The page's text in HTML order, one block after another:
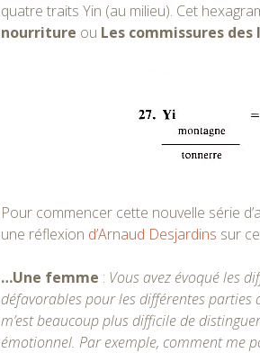
quatre traits Yin (au milieu). Cet
nourriture ou Les commissures des
Pour commencer cette nouvelle série
une réflexion d’Arnaud Desjardins sur
…Une femme : Vous avez évoqué les
défavorables pour les différentes parties
m’est beaucoup plus difficile de
émotionnel. Par exemple, comment me